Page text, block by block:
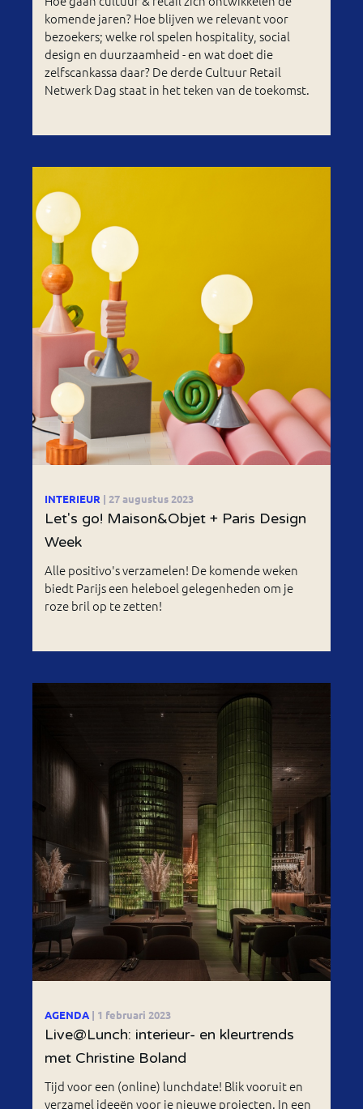
komende jaren? Hoe blijven we relevant voor
bezoekers; welke rol spelen hospitality, social
design en duurzaamheid - en wat doet die
zelfscankassa daar? De derde Cultuur Retail
Netwerk Dag staat in het teken van de toekomst.
INTERIEUR | 27 augustus 2023
Let's go! Maison&Objet + Paris Design
Week
Alle positivo's verzamelen! De komende weken
biedt Parijs een heleboel gelegenheden om je
roze bril op te zetten!
AGENDA | 1 februari 2023
Live@Lunch: interieur- en kleurtrends
met Christine Boland
Tijd voor een (online) lunchdate! Blik vooruit en
verzamel ideeën voor je nieuwe projecten. In een